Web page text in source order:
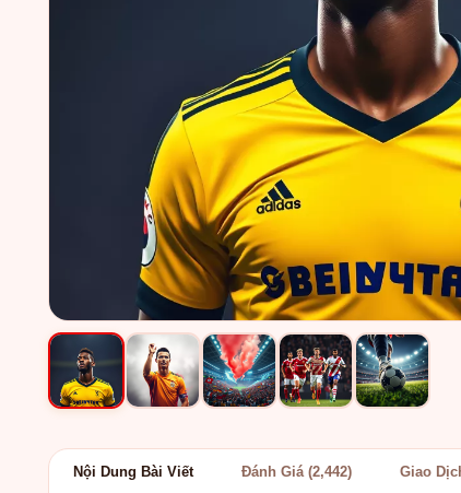
Nội Dung Bài Viết Đánh Giá (2,442) Giao